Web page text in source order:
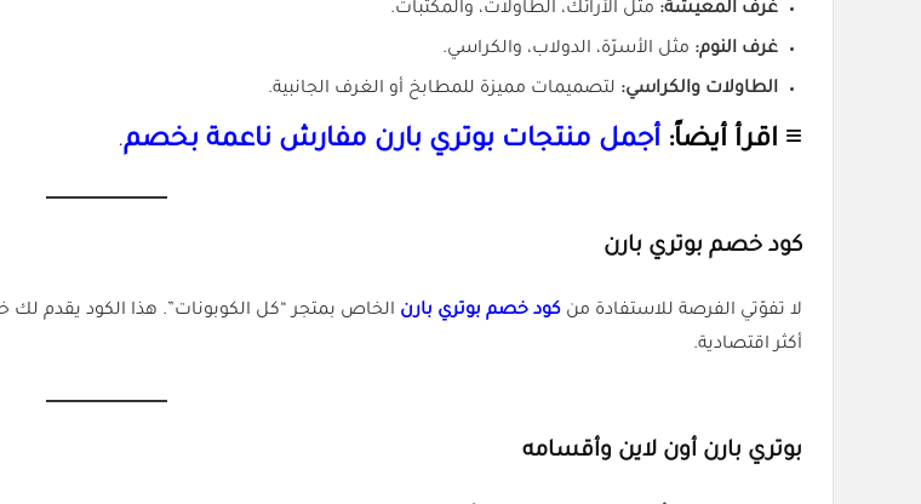
غرف المعيشة: مثل الأرائك، الطاولات، والمكتبات.
غرف النوم: مثل الأسرّة، الدولاب، والكراسي.
الطاولات والكراسي: لتصميمات مميزة للمطابخ أو الغرف الجانبية.
≡ اقرأ أيضاً: أجمل منتجات بوتري بارن مفارش ناعمة بخصم.
كود خصم بوتري بارن
لا تفوّتي الفرصة للاستفادة من كود خصم بوتري بارن الخاص بمتجر “كل الكوبونات”. هذا الكود يقدم
أكثر اقتصادية.
بوتري بارن أون لاين وأقسامه